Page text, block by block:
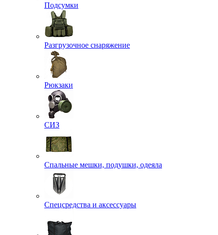
Подсумки
Разгрузочное снаряжение
Рюкзаки
СИЗ
Спальные мешки, подушки, одеяла
Спецсредства и аксессуары